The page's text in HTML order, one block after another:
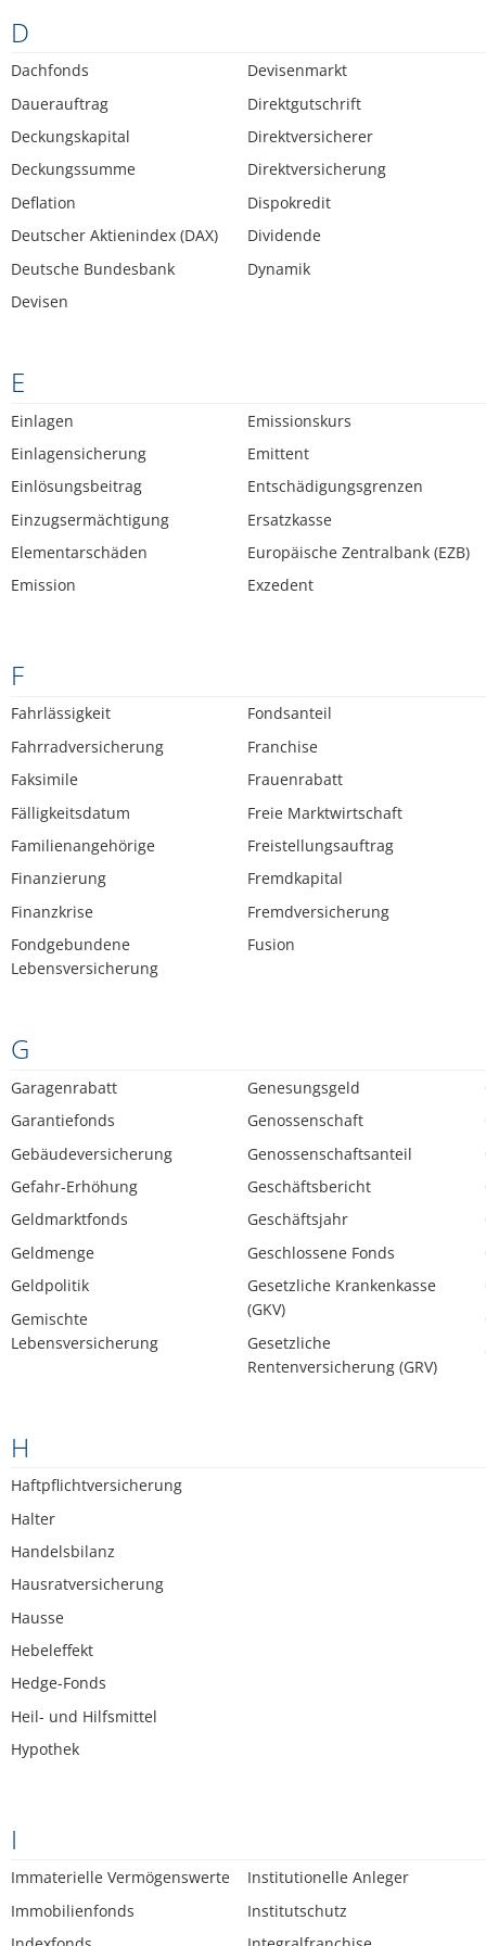
D
Dachfonds
Dauerauftrag
Deckungskapital
Deckungssumme
Deflation
Deutscher Aktienindex (DAX)
Deutsche Bundesbank
Devisen
Devisenmarkt
Direktgutschrift
Direktversicherer
Direktversicherung
Dispokredit
Dividende
Dynamik
E
Einlagen
Einlagensicherung
Einlösungsbeitrag
Einzugsermächtigung
Elementarschäden
Emission
Emissionskurs
Emittent
Entschädigungsgrenzen
Ersatzkasse
Europäische Zentralbank (EZB)
Exzedent
F
Fahrlässigkeit
Fahrradversicherung
Faksimile
Fälligkeitsdatum
Familienangehörige
Finanzierung
Finanzkrise
Fondgebundene
Lebensversicherung
Fondsanteil
Franchise
Frauenrabatt
Freie Marktwirtschaft
Freistellungsauftrag
Fremdkapital
Fremdversicherung
Fusion
G
Garagenrabatt
Garantiefonds
Gebäudeversicherung
Gefahr-Erhöhung
Geldmarktfonds
Geldmenge
Geldpolitik
Gemischte
Lebensversicherung
Genesungsgeld
Genossenschaft
Genossenschaftsanteil
Geschäftsbericht
Geschäftsjahr
Geschlossene Fonds
Gesetzliche Krankenkasse
(GKV)
Gesetzliche
Rentenversicherung (GRV)
H
Haftpflichtversicherung
Halter
Handelsbilanz
Hausratversicherung
Hausse
Hebeleffekt
Hedge-Fonds
Heil- und Hilfsmittel
Hypothek
I
Immaterielle Vermögenswerte
Immobilienfonds
Institutionelle Anleger
Institutschutz